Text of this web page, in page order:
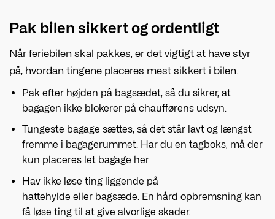
Pak bilen sikkert og ordentligt
Når feriebilen skal pakkes, er det vigtigt at have styr
på, hvordan tingene placeres mest sikkert i bilen.
Pak efter højden på bagsædet, så du sikrer, at
bagagen ikke blokerer på chaufførens udsyn.
Tungeste bagage sættes, så det står lavt og længst
fremme i bagagerummet. Har du en tagboks, må der
kun placeres let bagage her.
Hav ikke løse ting liggende på
hattehylde eller bagsæde. En hård opbremsning kan
få løse ting til at give alvorlige skader.